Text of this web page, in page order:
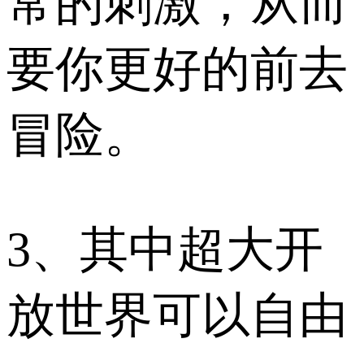
要你更好的前去
冒险。
3、其中超大开
放世界可以自由